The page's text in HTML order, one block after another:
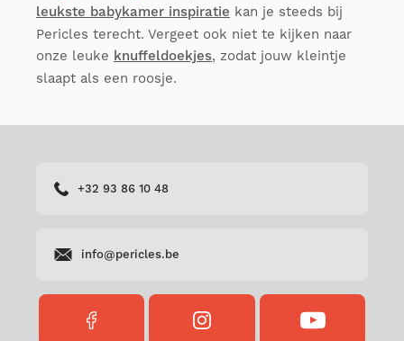
leukste babykamer inspiratie kan je steeds bij
Pericles terecht. Vergeet ook niet te kijken naar
onze leuke knuffeldoekjes, zodat jouw kleintje
slaapt als een roosje.
+32 93 86 10 48
info@pericles.be
FACEBOOK
INSTAGRAM
YOUTUBE